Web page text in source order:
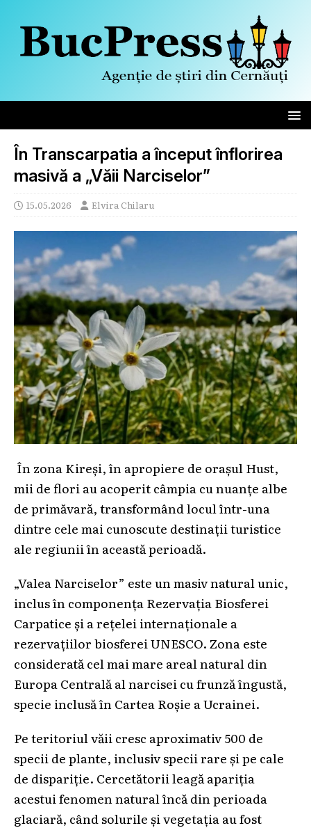
În Transcarpatia a început înflorirea
masivă a „Văii Narciselor”
15.05.2026 Elvira Chilaru
În zona Kireși, în apropiere de orașul Hust,
mii de flori au acoperit câmpia cu nuanțe albe
de primăvară, transformând locul într-una
dintre cele mai cunoscute destinații turistice
ale regiunii în această perioadă.
„Valea Narciselor” este un masiv natural unic,
inclus în componența Rezervația Biosferei
Carpatice și a rețelei internaționale a
rezervațiilor biosferei UNESCO. Zona este
considerată cel mai mare areal natural din
Europa Centrală al narcisei cu frunză îngustă,
specie inclusă în Cartea Roșie a Ucrainei.
Pe teritoriul văii cresc aproximativ 500 de
specii de plante, inclusiv specii rare și pe cale
de dispariție. Cercetătorii leagă apariția
acestui fenomen natural încă din perioada
glaciară, când solurile și vegetația au fost